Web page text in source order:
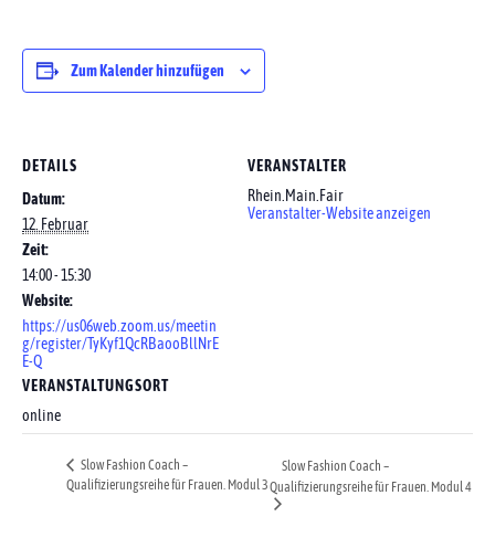
Zum Kalender hinzufügen
DETAILS
Datum:
12. Februar
Zeit:
14:00 - 15:30
Website:
https://us06web.zoom.us/meetin
g/register/TyKyf1QcRBaooBllNrE
E-Q
VERANSTALTUNGSORT
online
VERANSTALTER
Rhein.Main.Fair
Veranstalter-Website anzeigen
Slow Fashion Coach –
Qualifizierungsreihe für Frauen. Modul 3
Slow Fashion Coach –
Qualifizierungsreihe für Frauen. Modul 4